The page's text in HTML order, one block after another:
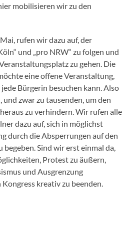
mobilisieren wir zu den
rufen wir dazu auf, der
und „pro NRW“ zu folgen und
zu gehen. Die
eine offene Veranstaltung,
Bürgerin besuchen kann. Also
zwar zu tausenden, um den
zu verhindern. Wir rufen alle
dazu auf, sich in möglichst
durch die Absperrungen auf den
Sind wir erst einmal da,
Protest zu äußern,
und Ausgrenzung
kreativ zu beenden.